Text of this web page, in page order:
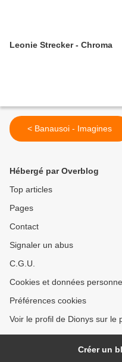
Leonie Strecker - Chroma
< Banausoi - Imagines
Hébergé par Overblog
Top articles
Pages
Contact
Signaler un abus
C.G.U.
Cookies et données
Préférences cookies
Voir le profil de Dionys sur le
Créer un